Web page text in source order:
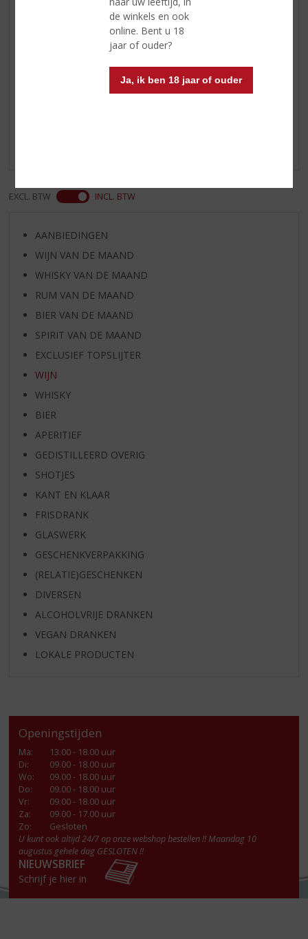
de winkels en ook
online. Bent u 18
jaar of ouder?
Ja, ik ben 18 jaar of ouder
salades.
Serveer de wijn op 8ºC
EXCL. BTW INCL. BTW
AANBIEDINGEN
WIJN VAN DE MAAND
WHISKY VAN DE MAAND
RUM VAN DE MAAND
BIER VAN DE MAAND
SPIRIT VAN DE MAAND
EXCLUSIEF TOPSLIJTER
WIJN
WHISKY
BIER
APERITIEF
GEDISTILLEERD OVERIG
SHOTJES
KANT EN KLAAR
FRISDRANK
GLASWERK
GESCHENKVERPAKKING
(RELATIE)GESCHENKEN
DIVERSEN
ALCOHOLVRIJE DRANKEN
VEGAN DRANKEN
LOKALE PRODUCTEN
Openingstijden
Ma:
13.00 - 18.00 uur
Di:
09.00 - 18.00 uur
Wo:
09.00 - 18.00 uur
Do:
09.00 - 18.00 uur
Vr:
09.00 - 18.00 uur
Za:
09.00 - 17.00 uur
Zo:
Gesloten
U kunt ook altijd 24/7 op onze webshop bestellen !! Maandag 10
augustus gehele dag GESLOTEN !!
NIEUWSBRIEF
Schrijf je hier in